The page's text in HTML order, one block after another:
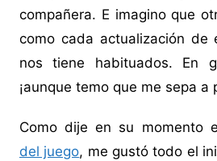
compañera. E imagino que
como cada actualización
nos tiene habituados. En
¡aunque temo que me sepa a
Como dije en su momento
del juego, me gustó todo el